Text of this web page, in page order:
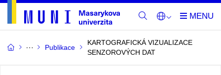
Publikace
KARTOGRAFICKÁ VIZUALIZACE
SENZOROVÝCH DAT